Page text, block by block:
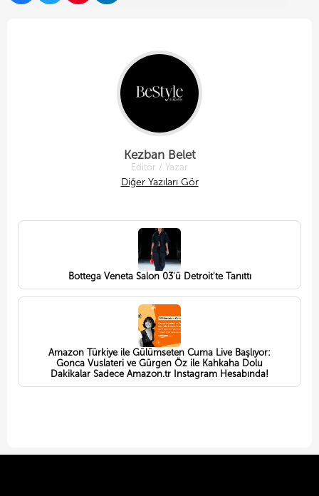
Kezban Belet
Editör / Yazar
Diğer Yazıları Gör
Bottega Veneta Salon 03'ü Detroit'te Tanıttı
Amazon Türkiye ile Gülümseten Cuma Live Başlıyor:
Gonca Vuslateri ve Gürgen Öz ile Kahkaha Dolu
Dakikalar Sadece Amazon.tr Instagram Hesabında!